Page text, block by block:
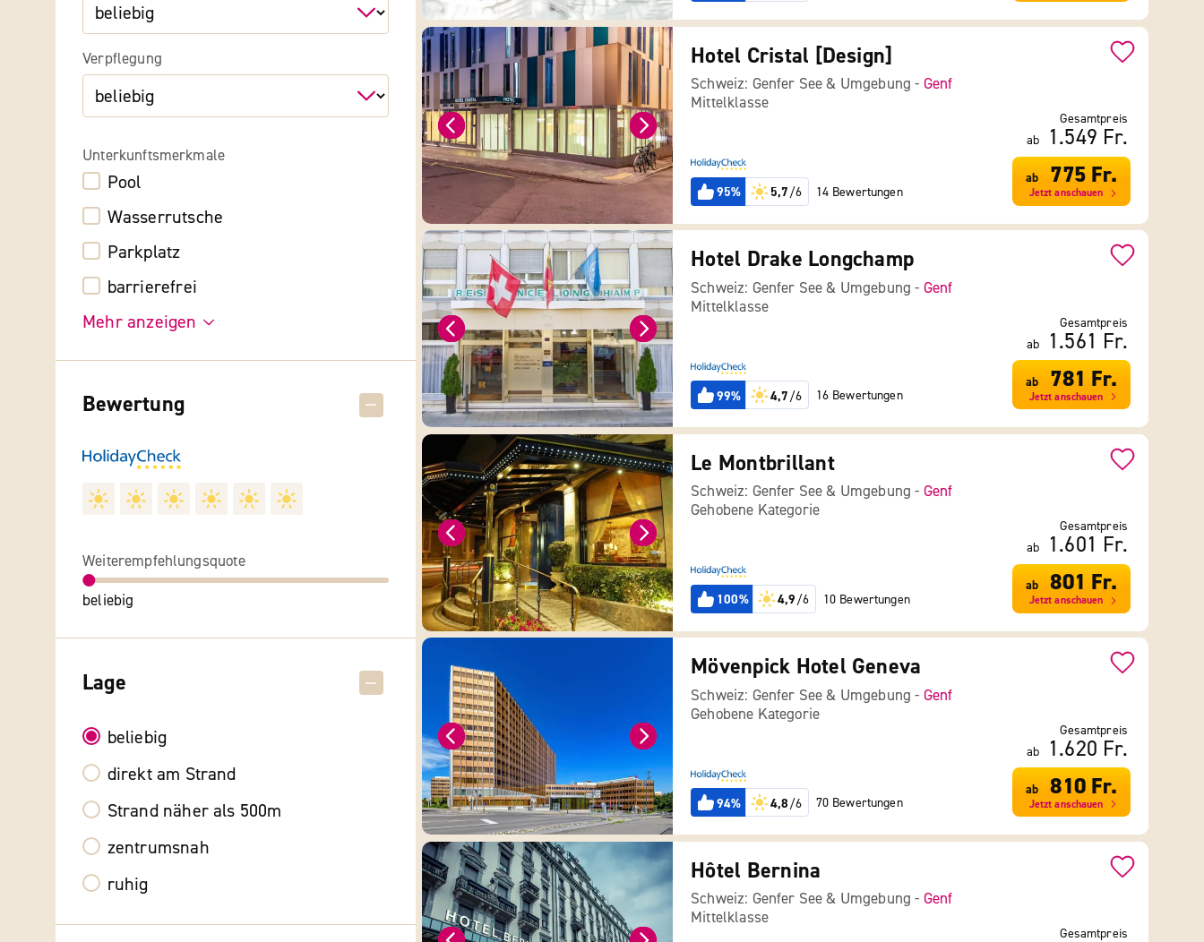
Verpflegung
Unterkunftsmerkmale
Pool
Wasserrutsche
Parkplatz
barrierefrei
Mehr anzeigen
Bewertung
Weiterempfehlungsquote
beliebig
Lage
beliebig
direkt am Strand
Strand näher als 500m
zentrumsnah
ruhig
Hotel Cristal [Design]
Schweiz: Genfer See & Umgebung - Genf
Mittelklasse
95% 5,7/6 14 Bewertungen
Gesamtpreis
ab
1.549 Fr.
ab 775 Fr.
Jetzt anschauen
Hotel Drake Longchamp
Schweiz: Genfer See & Umgebung - Genf
Mittelklasse
99% 4,7/6 16 Bewertungen
Gesamtpreis
ab
1.561 Fr.
ab 781 Fr.
Jetzt anschauen
Le Montbrillant
Schweiz: Genfer See & Umgebung - Genf
Gehobene Kategorie
100% 4,9/6 10 Bewertungen
Gesamtpreis
ab
1.601 Fr.
ab 801 Fr.
Jetzt anschauen
Mövenpick Hotel Geneva
Schweiz: Genfer See & Umgebung - Genf
Gehobene Kategorie
94% 4,8/6 70 Bewertungen
Gesamtpreis
ab
1.620 Fr.
ab 810 Fr.
Jetzt anschauen
Hôtel Bernina
Schweiz: Genfer See & Umgebung - Genf
Mittelklasse
Gesamtpreis